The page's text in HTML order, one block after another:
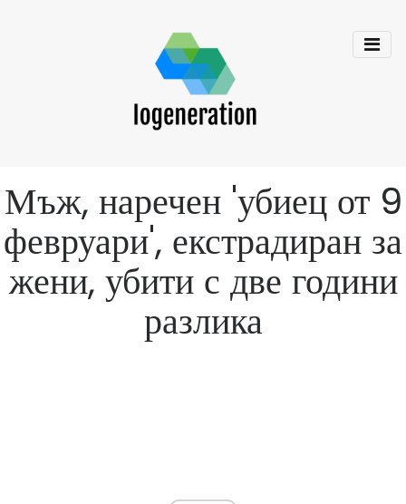
Мъж, наречен 'убиец от 9
февруари', екстрадиран за
жени, убити с две години
разлика